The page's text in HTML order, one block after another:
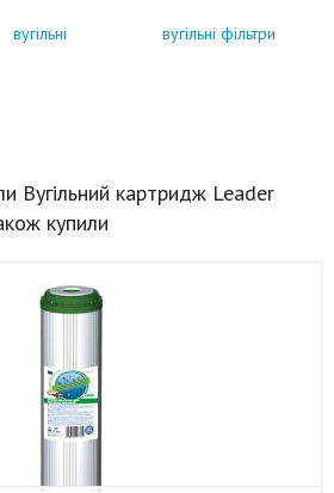
вугільні вугільні фільтри
Вугільний картридж Leader
купили